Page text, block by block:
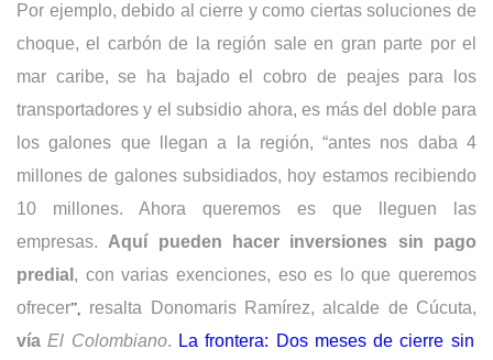
Por ejemplo, debido al cierre y como ciertas soluciones de
choque, el carbón de la región sale en gran parte por el
mar caribe, se ha bajado el cobro de peajes para los
transportadores y el subsidio ahora, es más del doble para
los galones que llegan a la región, “antes nos daba 4
millones de galones subsidiados, hoy estamos recibiendo
10 millones. Ahora queremos es que lleguen las
empresas. Aquí pueden hacer inversiones sin pago
predial , con varias exenciones, eso es lo que queremos
ofrecer”, resalta Donomaris Ramírez, alcalde de Cúcuta,
vía El Colombiano. La frontera: Dos meses de cierre sin